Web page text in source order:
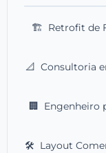
🏗️ Retrofit de
📐 Consultoria
🏢 Engenheiro
🛠️ Layout